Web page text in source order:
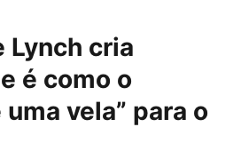
Lynch cria
é como o
vela” para o